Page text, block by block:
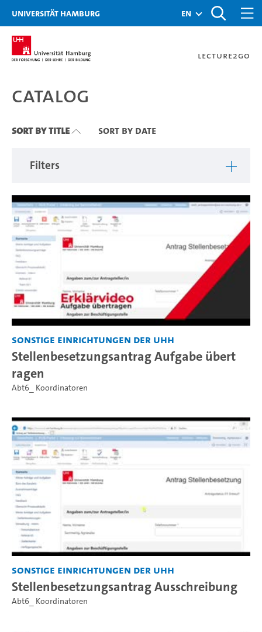
Zu den Filtern
Zur Metanavigation
Zur Hauptnavigation
Zur Suche
Zum Inhalt
Zum Seitenfuss
Universität Hamburg en
Lecture2Go
Catalog
Catalog
Sort By Title Sort By Date
Filters
Sonstige Einrichtungen der UHH
Stellenbesetzungsantrag Aufgabe übert
ragen
Abt6_ Koordinatoren
Sonstige Einrichtungen der UHH
Stellenbesetzungsantrag Ausschreibung
Abt6_ Koordinatoren